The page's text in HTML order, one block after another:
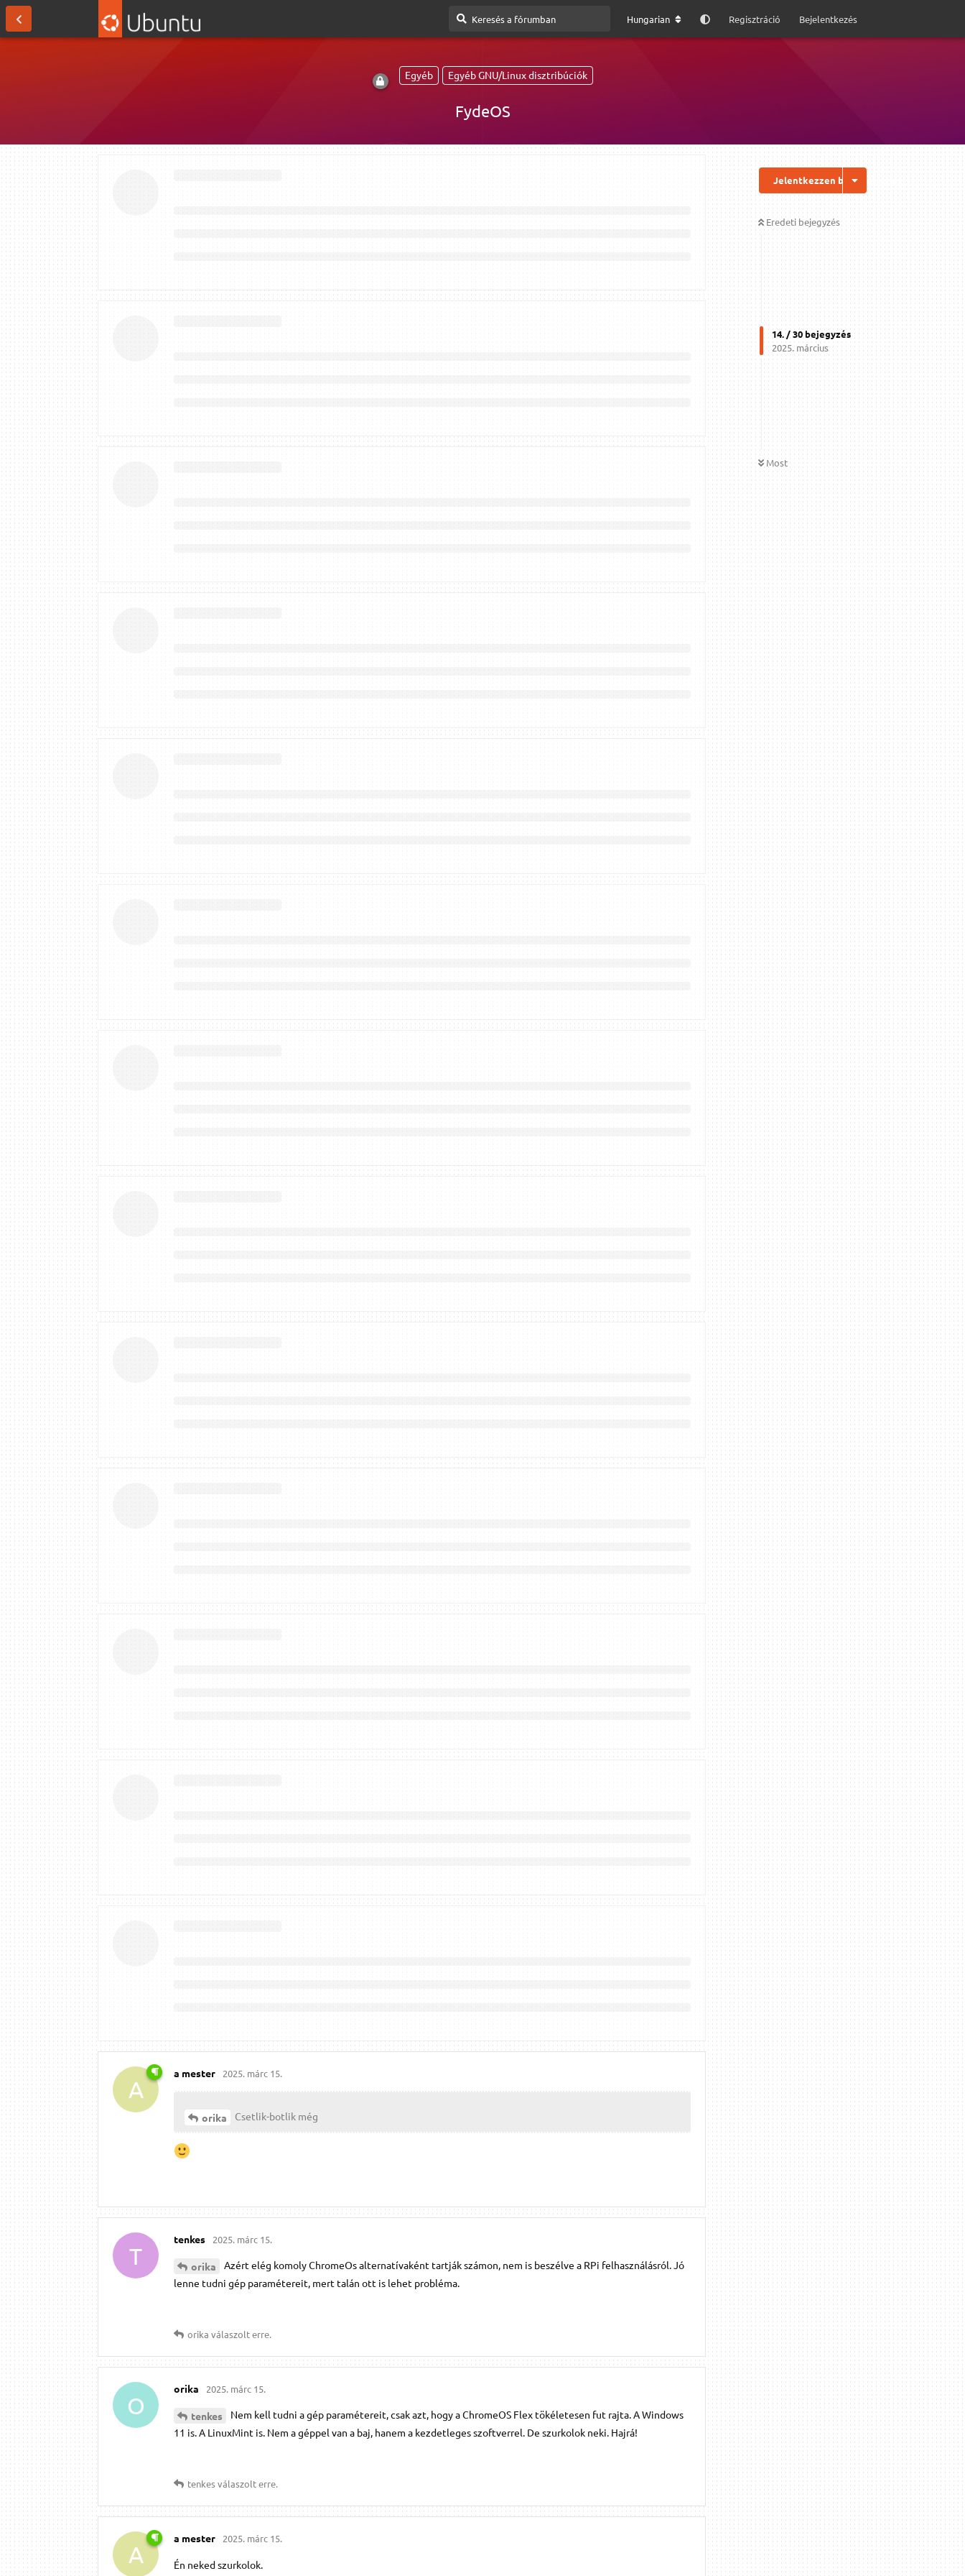
Hungarian Regisztráció Bejelentkezés
Egyéb Egyéb GNU/Linux disztribúciók
FydeOS
Jelentkezzen be a válaszhoz
Eredeti bejegyzés
14. /30bejegyzés
2025. március
Most
A
a mester 2025. márc 15.
orika Csetlik-botlik még
T
tenkes 2025. márc 15.
orika
Azért elég komoly ChromeOs alternatívaként tartják számon, nem is beszélve a RPi felhasználásról. Jó
lenne tudni gép paramétereit, mert talán ott is lehet probléma.
orika válaszolt erre.
O
orika 2025. márc 15.
tenkes
Nem kell tudni a gép paramétereit, csak azt, hogy a ChromeOS Flex tökéletesen fut rajta. A Windows
11 is. A LinuxMint is. Nem a géppel van a baj, hanem a kezdetleges szoftverrel. De szurkolok neki. Hajrá!
tenkesválaszolt erre.
A
a mester 2025. márc 15.
Én neked szurkolok.